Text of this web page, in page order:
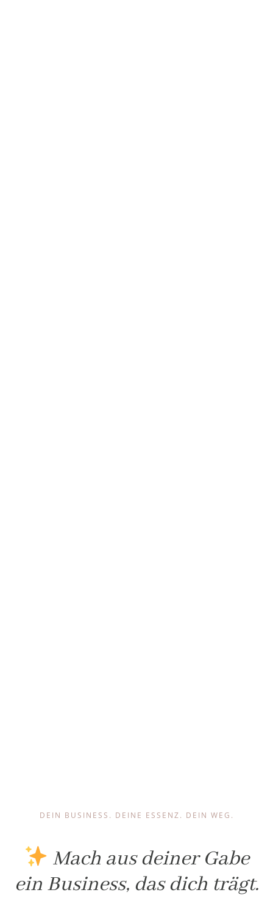
DEIN BUSINESS. DEINE ESSENZ. DEIN WEG.
Mach aus deiner Gabe
ein Business, das dich trägt.